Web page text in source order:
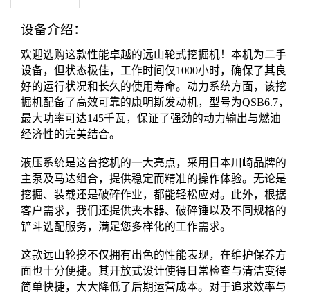
设备介绍：
欢迎选购这款性能卓越的远山轮式挖掘机！本机为二手
设备，但状态极佳，工作时间仅1000小时，确保了其良
好的运行状况和长久的使用寿命。动力系统方面，该挖
掘机配备了高效可靠的康明斯发动机，型号为QSB6.7，
最大功率可达145千瓦，保证了强劲的动力输出与燃油
经济性的完美结合。
液压系统是这台挖机的一大亮点，采用日本川崎品牌的
主泵及马达组合，提供稳定而精准的操作体验。无论是
挖掘、装载还是破碎作业，都能轻松应对。此外，根据
客户需求，我们还提供夹木器、破碎锤以及不同规格的
铲斗选配服务，满足您多样化的工作需求。
这款远山轮挖不仅拥有出色的性能表现，在维护保养方
面也十分便捷。其开放式设计使得日常检查与清洁变得
简单快捷，大大降低了后期运营成本。对于追求效率与